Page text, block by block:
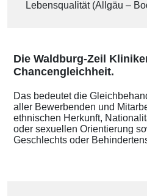
Lebensqualität (Allgäu –
Die Waldburg-Zeil
Chancengleichheit.
Das bedeutet die
aller Bewerbenden und
ethnischen Herkunft,
oder sexuellen Orientierung
Geschlechts oder